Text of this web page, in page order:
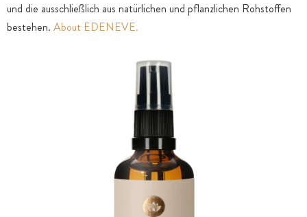
und die ausschließlich aus natürlichen und pflanzlichen Rohstoffen
bestehen. About EDENEVE.